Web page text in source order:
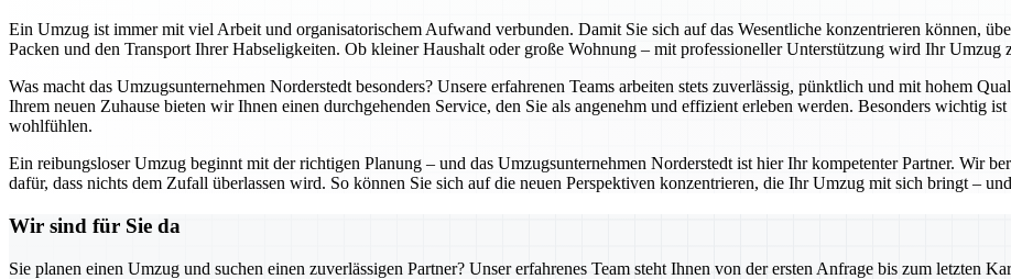
Ein Umzug ist immer mit viel Arbeit und organisatorischem Aufwand verbunden. Damit Sie sich auf das Wesentliche konzentrieren können,
Packen und den Transport Ihrer Habseligkeiten. Ob kleiner Haushalt oder große Wohnung – mit professioneller Unterstützung wird Ihr Umzug
Was macht das Umzugsunternehmen Norderstedt besonders? Unsere erfahrenen Teams arbeiten stets zuverlässig, pünktlich und mit hohem
Ihrem neuen Zuhause bieten wir Ihnen einen durchgehenden Service, den Sie als angenehm und effizient erleben werden. Besonders wichtig
wohlfühlen.
Ein reibungsloser Umzug beginnt mit der richtigen Planung – und das Umzugsunternehmen Norderstedt ist hier Ihr kompetenter Partner. Wir
dafür, dass nichts dem Zufall überlassen wird. So können Sie sich auf die neuen Perspektiven konzentrieren, die Ihr Umzug mit sich bringt –
Wir sind für Sie da
Sie planen einen Umzug und suchen einen zuverlässigen Partner? Unser erfahrenes Team steht Ihnen von der ersten Anfrage bis zum letzten